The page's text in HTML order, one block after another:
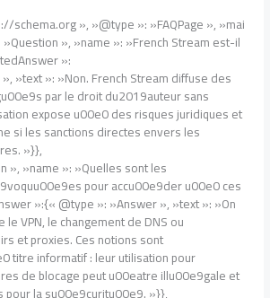
schema.org », »@type »: »FAQPage », »mai
», »name »: »French Stream est-il
»:
»text »: »Non. French Stream diffuse des
par le droit du2019auteur sans
expose u00e0 des risques juridiques et
si les sanctions directes envers les
»}},
», »name »: »Quelles sont les
pour accu00e9der u00e0 ces
»:{« @type »: »Answer », »text »: »On
VPN, le changement de DNS ou
et proxies. Ces notions sont
titre informatif : leur utilisation pour
de blocage peut u00eatre illu00e9gale et